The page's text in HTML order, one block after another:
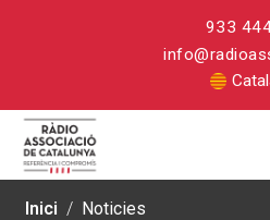
933
Inici / Noticies